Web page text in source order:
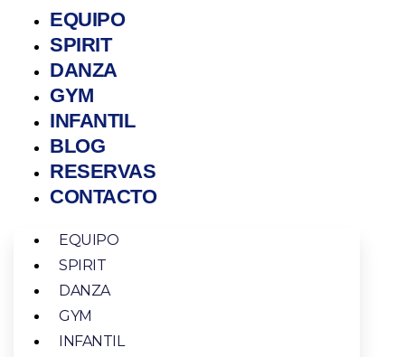
EQUIPO
SPIRIT
DANZA
GYM
INFANTIL
BLOG
RESERVAS
CONTACTO
EQUIPO
SPIRIT
DANZA
GYM
INFANTIL